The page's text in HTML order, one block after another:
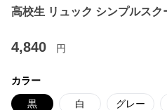
高校生 リュック シンプルスク
4,840 円
カラー
黒 白 グレー